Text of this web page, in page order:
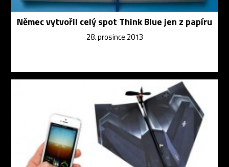
Němec vytvořil celý spot Think Blue jen z papíru
28. prosince 2013